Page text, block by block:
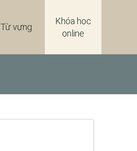
Khóa học
online
Từ vựng